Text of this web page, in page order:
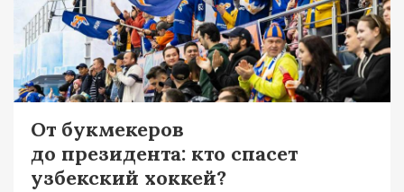
От букмекеров
до президента: кто спасет
узбекский хоккей?